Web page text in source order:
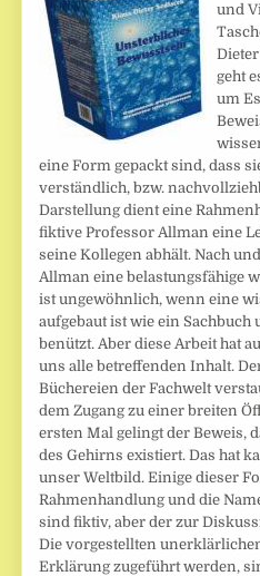
und
geht
um
eine Form gepackt sind, dass
verständlich, bzw.
Darstellung dient eine
fiktive Professor Allman eine
seine Kollegen abhält. Nach
Allman eine belastungsfähige
ist ungewöhnlich, wenn eine
aufgebaut ist wie ein
benützt. Aber diese Arbeit hat
uns alle betreffenden Inhalt.
Büchereien der Fachwelt
dem Zugang zu einer breiten
ersten Mal gelingt der Beweis,
des Gehirns existiert. Das hat
unser Weltbild. Einige dieser
Rahmenhandlung und die
sind fiktiv, aber der zur
Die vorgestellten
Erklärung zugeführt werden,